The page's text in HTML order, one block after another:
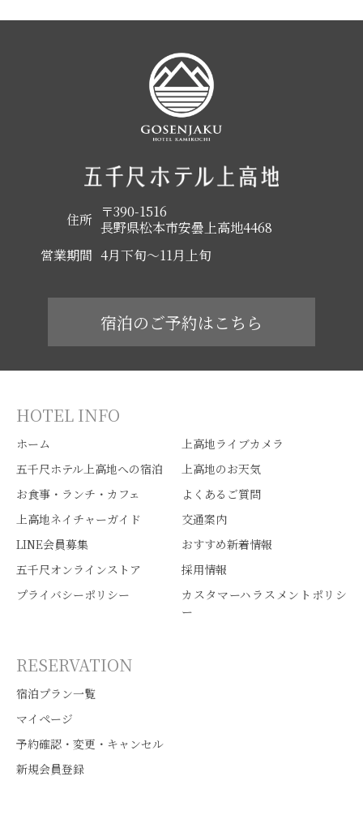
住所
〒390-1516
長野県松本市安曇上高地4468
営業期間 4月下旬～11月上旬
宿泊のご予約はこちら
HOTEL INFO
ホーム
上高地ライブカメラ
五千尺ホテル上高地への宿泊
上高地のお天気
お食事・ランチ・カフェ
よくあるご質問
上高地ネイチャーガイド
交通案内
LINE会員募集
おすすめ新着情報
五千尺オンラインストア
採用情報
プライバシーポリシー
カスタマーハラスメントポリシ
ー
RESERVATION
宿泊プラン一覧
マイページ
予約確認・変更・キャンセル
新規会員登録